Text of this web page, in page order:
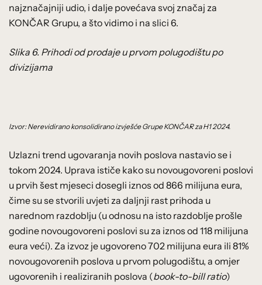
najznačajniji udio, i dalje povećava svoj značaj za
KONČAR Grupu, a što vidimo i na slici 6.
Slika 6. Prihodi od prodaje u prvom polugodištu po
divizijama
Izvor: Nerevidirano konsolidirano izvješće Grupe KONČAR za H1 2024.
Uzlazni trend ugovaranja novih poslova nastavio se i
tokom 2024. Uprava ističe kako su novougovoreni poslovi
u prvih šest mjeseci dosegli iznos od 866 milijuna eura,
čime su se stvorili uvjeti za daljnji rast prihoda u
narednom razdoblju (u odnosu na isto razdoblje prošle
godine novougovoreni poslovi su za iznos od 118 milijuna
eura veći). Za izvoz je ugovoreno 702 milijuna eura ili 81%
novougovorenih poslova u prvom polugodištu, a omjer
ugovorenih i realiziranih poslova (book-to-bill ratio)